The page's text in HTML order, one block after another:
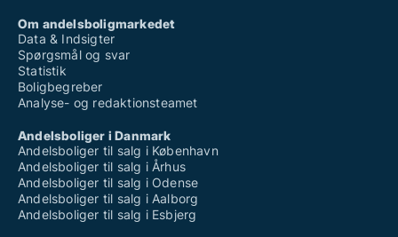
Om andelsboligmarkedet
Data & Indsigter
Spørgsmål og svar
Statistik
Boligbegreber
Analyse- og redaktionsteamet
Andelsboliger i Danmark
Andelsboliger til salg i København
Andelsboliger til salg i Århus
Andelsboliger til salg i Odense
Andelsboliger til salg i Aalborg
Andelsboliger til salg i Esbjerg